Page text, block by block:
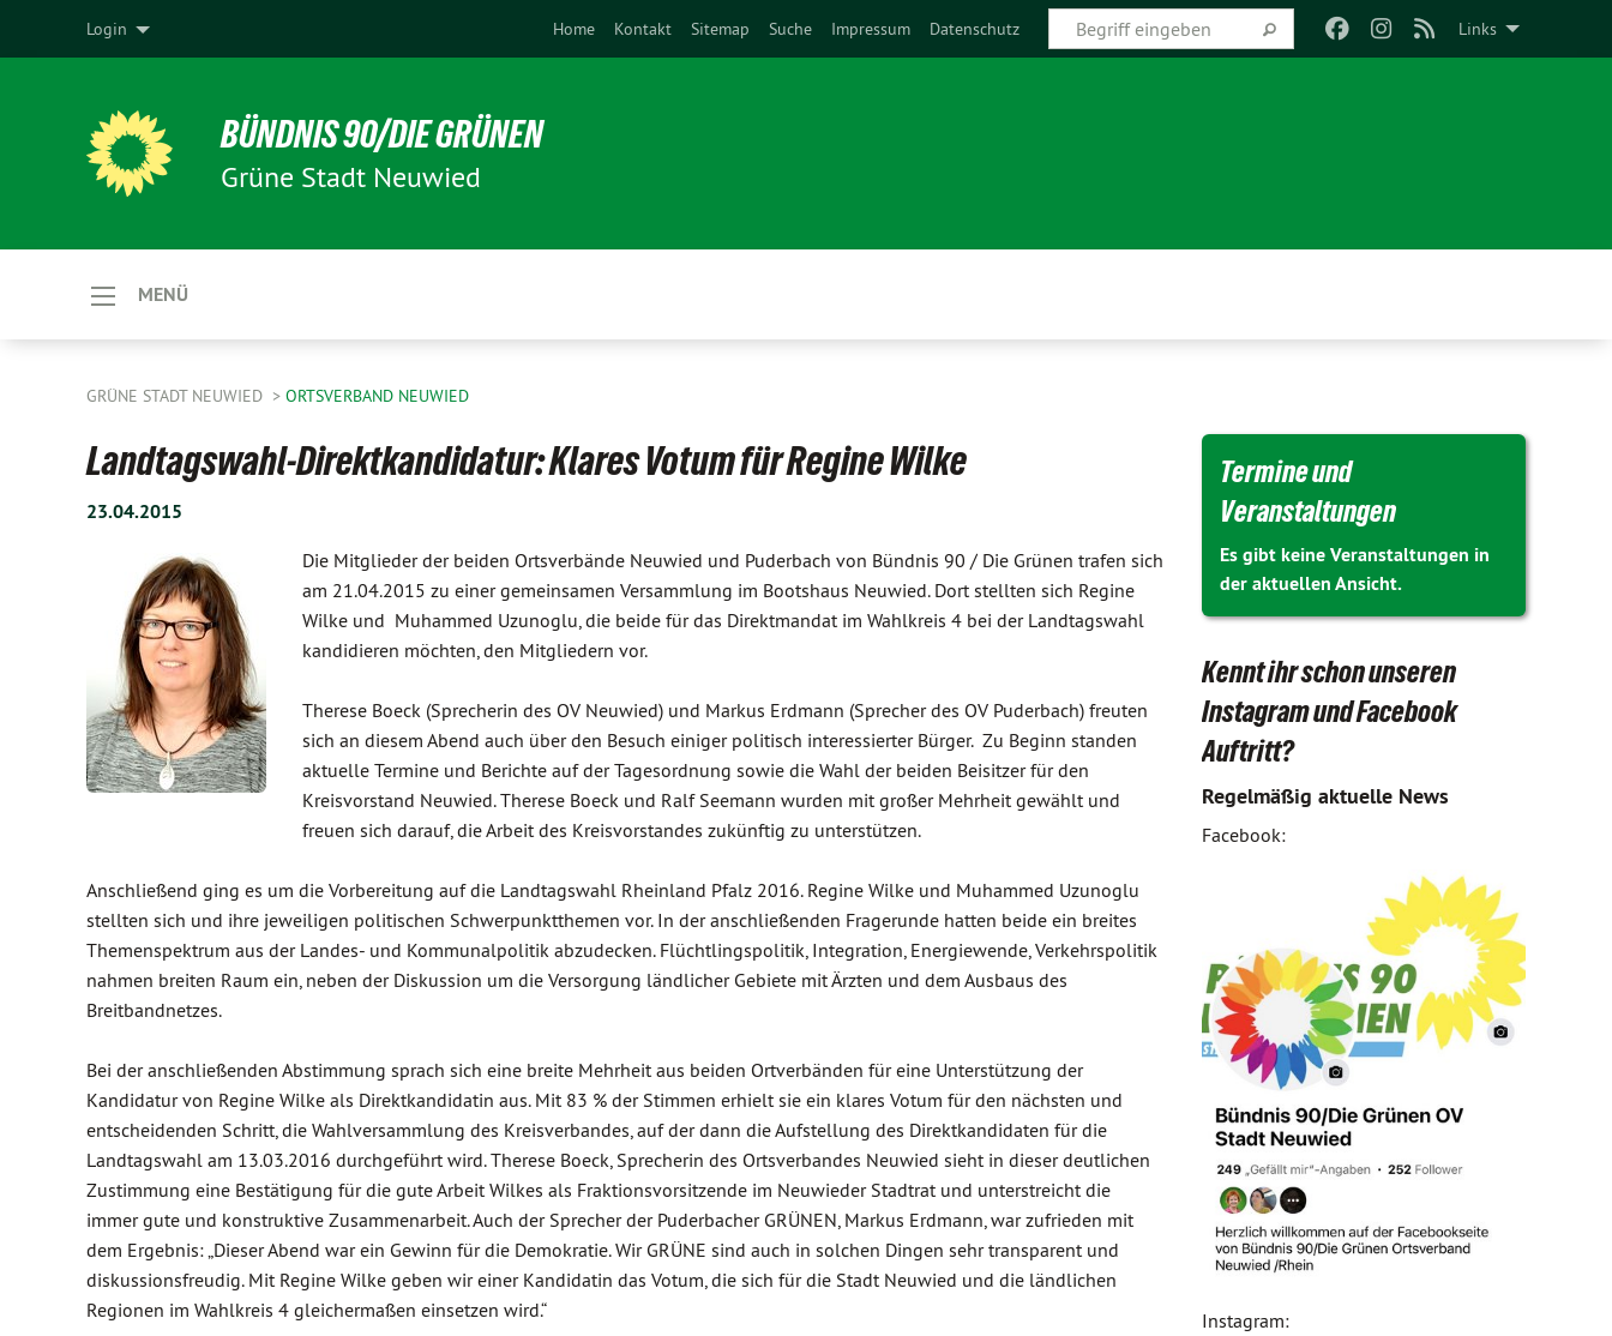
Links
Home Kontakt Sitemap Suche Impressum Datenschutz
Login
BÜNDNIS 90/DIE GRÜNEN
Grüne Stadt Neuwied
MENÜ
GRÜNE STADT NEUWIED ORTSVERBAND NEUWIED
Landtagswahl-Direktkandidatur: Klares Votum für Regine Wilke
23.04.2015
Die Mitglieder der beiden Ortsverbände Neuwied und Puderbach von Bündnis 90 / Die Grünen trafen sich
am 21.04.2015 zu einer gemeinsamen Versammlung im Bootshaus Neuwied. Dort stellten sich Regine
Wilke und Muhammed Uzunoglu, die beide für das Direktmandat im Wahlkreis 4 bei der Landtagswahl
kandidieren möchten, den Mitgliedern vor.
Therese Boeck (Sprecherin des OV Neuwied) und Markus Erdmann (Sprecher des OV Puderbach) freuten
sich an diesem Abend auch über den Besuch einiger politisch interessierter Bürger. Zu Beginn standen
aktuelle Termine und Berichte auf der Tagesordnung sowie die Wahl der beiden Beisitzer für den
Kreisvorstand Neuwied. Therese Boeck und Ralf Seemann wurden mit großer Mehrheit gewählt und
freuen sich darauf, die Arbeit des Kreisvorstandes zukünftig zu unterstützen.
Anschließend ging es um die Vorbereitung auf die Landtagswahl Rheinland Pfalz 2016. Regine Wilke und Muhammed Uzunoglu
stellten sich und ihre jeweiligen politischen Schwerpunktthemen vor. In der anschließenden Fragerunde hatten beide ein breites
Themenspektrum aus der Landes- und Kommunalpolitik abzudecken. Flüchtlingspolitik, Integration, Energiewende, Verkehrspolitik
nahmen breiten Raum ein, neben der Diskussion um die Versorgung ländlicher Gebiete mit Ärzten und dem Ausbaus des
Breitbandnetzes.
Bei der anschließenden Abstimmung sprach sich eine breite Mehrheit aus beiden Ortverbänden für eine Unterstützung der
Kandidatur von Regine Wilke als Direktkandidatin aus. Mit 83 % der Stimmen erhielt sie ein klares Votum für den nächsten und
entscheidenden Schritt, die Wahlversammlung des Kreisverbandes, auf der dann die Aufstellung des Direktkandidaten für die
Landtagswahl am 13.03.2016 durchgeführt wird. Therese Boeck, Sprecherin des Ortsverbandes Neuwied sieht in dieser deutlichen
Zustimmung eine Bestätigung für die gute Arbeit Wilkes als Fraktionsvorsitzende im Neuwieder Stadtrat und unterstreicht die
immer gute und konstruktive Zusammenarbeit. Auch der Sprecher der Puderbacher GRÜNEN, Markus Erdmann, war zufrieden mit
dem Ergebnis: „Dieser Abend war ein Gewinn für die Demokratie. Wir GRÜNE sind auch in solchen Dingen sehr transparent und
diskussionsfreudig. Mit Regine Wilke geben wir einer Kandidatin das Votum, die sich für die Stadt Neuwied und die ländlichen
Regionen im Wahlkreis 4 gleichermaßen einsetzen wird.“
Termine und
Veranstaltungen
Es gibt keine Veranstaltungen in
der aktuellen Ansicht.
Kennt ihr schon unseren
Instagram und Facebook
Auftritt?
Regelmäßig aktuelle News
Facebook:
Instagram: